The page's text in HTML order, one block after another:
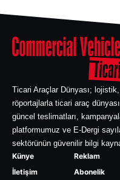
Ticari Araçlar Dünyası;
röportajlarla ticari araç
güncel teslimatları,
platformumuz ve E-Dergi
sektörünün güvenilir bilgi
Künye
İletişim
Reklam
Abonelik